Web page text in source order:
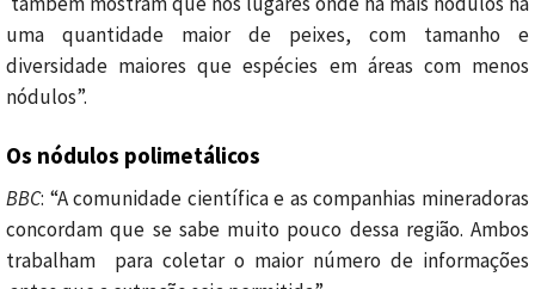
uma quantidade maior de peixes, com tamanho e
diversidade maiores que espécies em áreas com menos
nódulos”.
Os nódulos polimetálicos
BBC: “A comunidade científica e as companhias mineradoras
concordam que se sabe muito pouco dessa região. Ambos
trabalham para coletar o maior número de informações